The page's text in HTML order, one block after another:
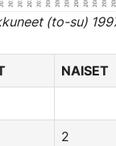
(to-su)
NAISET
2